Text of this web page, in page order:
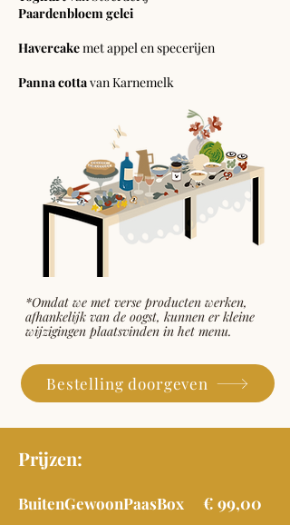
Paardenbloem gelei
Havercakemet appel en specerijen
Panna cottavan Karnemelk
*Omdat we met verse producten werken,
afhankelijk van de oogst, kunnen er kleine
wijzigingen plaatsvinden in het menu.
Bestelling doorgeven
Prijzen:
BuitenGewoonPaasBox € 99,00